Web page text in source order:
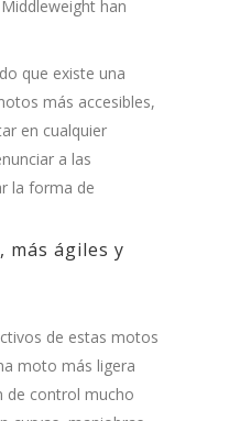
han
que existe una
más accesibles,
en cualquier
a las
la forma de
más ágiles y
de estas motos
moto más ligera
de control mucho